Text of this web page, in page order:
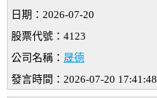
日期：2026-07-20
股票代號：4123
公司名稱： 晟德
發言時間：2026-07-20 17:41:48